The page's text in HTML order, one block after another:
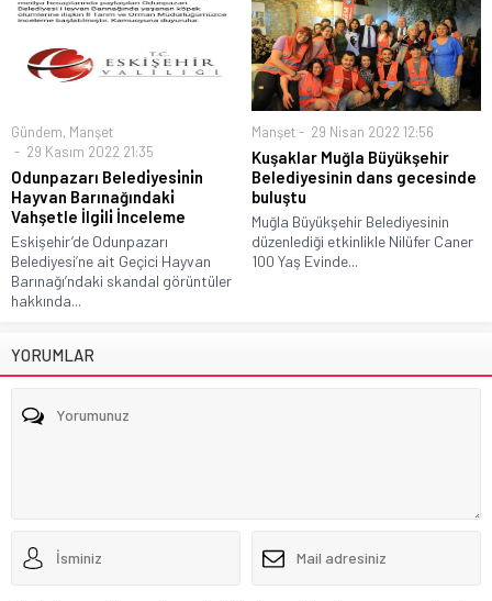
Gündem, Manşet
29 Kasım 2022 21:35
Odunpazarı Beledi̇yesi̇ni̇n
Hayvan Barınağındaki̇
Vahşetle İlgi̇li̇ İnceleme
Eskişehir’de Odunpazarı
Belediyesi’ne ait Geçici Hayvan
Barınağı’ndaki skandal görüntüler
hakkında...
Manşet 29 Nisan 2022 12:56
Kuşaklar Muğla Büyükşehir
Belediyesinin dans gecesinde
buluştu
Muğla Büyükşehir Belediyesinin
düzenlediği etkinlikle Nilüfer Caner
100 Yaş Evinde...
YORUMLAR